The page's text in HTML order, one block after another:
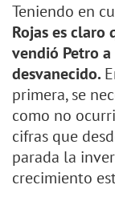
Teniendo en
Rojas es
vendió Petro a
desvanecido.
primera, se
como no
cifras que
parada la
crecimiento